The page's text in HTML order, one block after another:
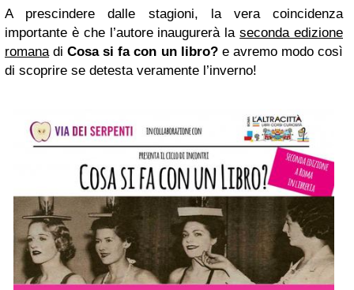
A prescindere dalle stagioni, la vera coincidenza
importante è che l’autore inaugurerà laseconda edizione
romanadiCosa si fa con un libro?e avremo modo così
di scoprire se detesta veramente l’inverno!